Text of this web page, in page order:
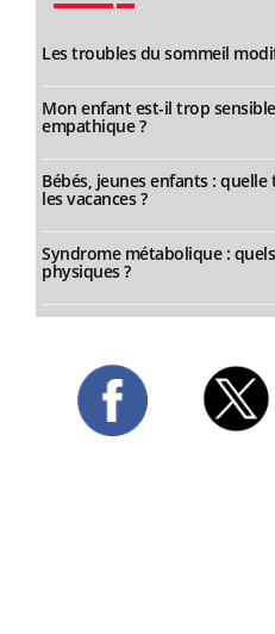
Les troubles du sommeil
Mon enfant est-il trop
empathique ?
Bébés, jeunes enfants :
les vacances ?
Syndrome métabolique :
physiques ?